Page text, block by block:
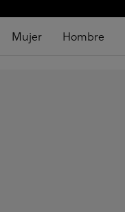
Mujer Hombre